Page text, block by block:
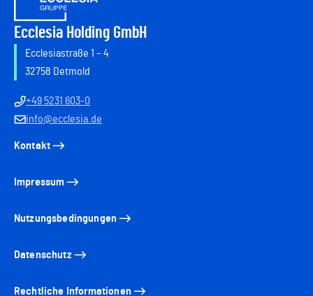
Ecclesia Holding GmbH
Ecclesiastraße 1 – 4
32758 Detmold
+49 5231 603-0
info@ecclesia.de
Kontakt
Impressum
Nutzungsbedingungen
Datenschutz
Rechtliche Informationen